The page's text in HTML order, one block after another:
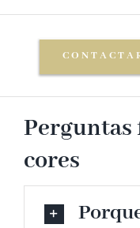
Perguntas
cores